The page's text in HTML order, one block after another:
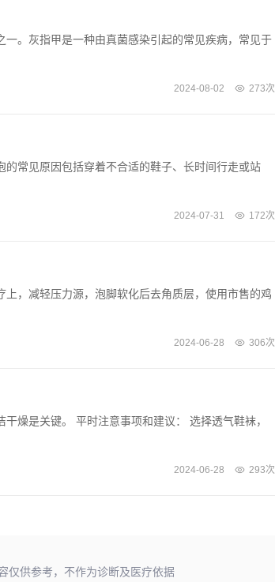
。灰指甲是一种由真菌感染引起的常见疾病，常见于
2024-08-02 273次
常见原因包括穿着不合适的鞋子、长时间行走或站
2024-07-31 172次
，减轻压力源，泡脚软化后去角质层，使用市售的鸡
2024-06-28 306次
燥是关键。 平时注意事项和建议： 选择透气鞋袜，
2024-06-28 293次
仅供参考，不作为诊断及医疗依据